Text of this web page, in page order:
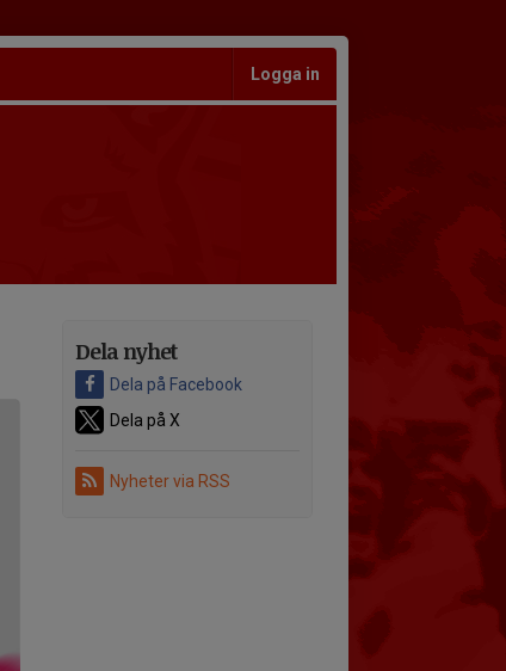
Logga in
Dela nyhet
Dela på Facebook
Dela på X
Nyheter via RSS